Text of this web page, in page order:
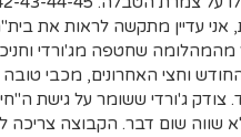
אני עדיין מתקשה לראות את
שחטפה מג'ורדי
וחצי האחרונים, מכבי טובה
צודק ג'ורדי ששומר על גישת
שווה שום דבר. הקבוצה צריכה